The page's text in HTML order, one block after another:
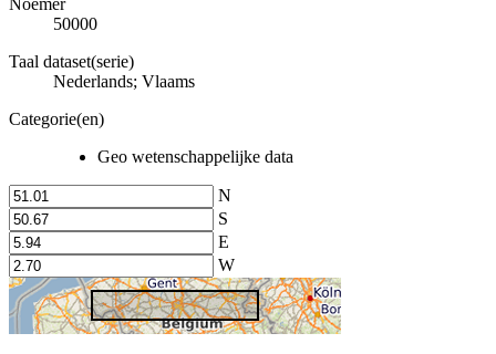
50000
Taal dataset(serie)
Nederlands; Vlaams
Categorie(en)
Geo wetenschappelijke data
N
S
E
W